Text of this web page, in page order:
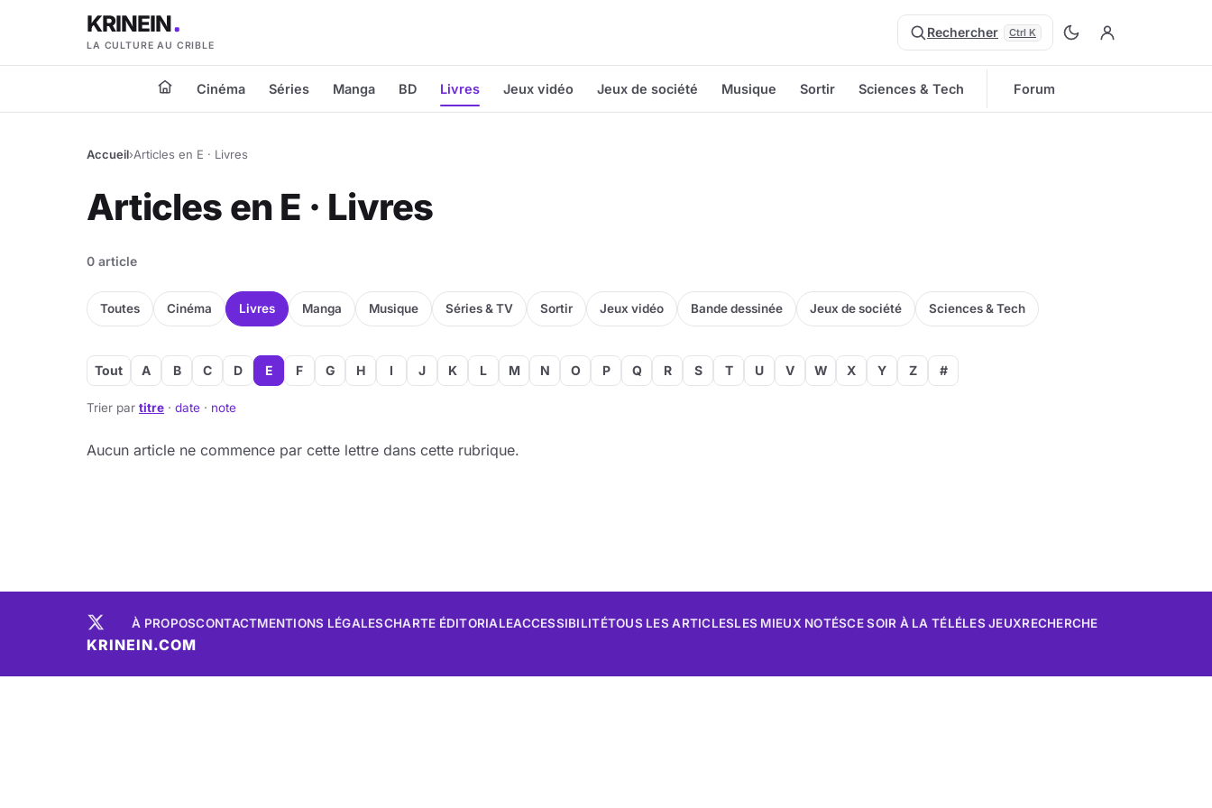
KRINEIN
LA CULTURE AU CRIBLE
Rechercher Ctrl K
Cinéma Séries Manga BD Livres Jeux vidéo Jeux de société Musique Sortir Sciences & Tech Forum
Accueil›Articles en E · Livres
Articles en E · Livres
0 article
Toutes Cinéma Livres Manga Musique Séries & TV Sortir Jeux vidéo Bande dessinée Jeux de société Sciences & Tech
Tout A B C D E F G H I J K L M N O P Q R S T U V W X Y Z #
Trier par titre · date · note
Aucun article ne commence par cette lettre dans cette rubrique.
À PROPOSCONTACTMENTIONS LÉGALESCHARTE ÉDITORIALEACCESSIBILITÉTOUS LES ARTICLESLES MIEUX NOTÉSCE SOIR À LA TÉLÉLES JEUXRECHERCHE
KRINEIN.COM